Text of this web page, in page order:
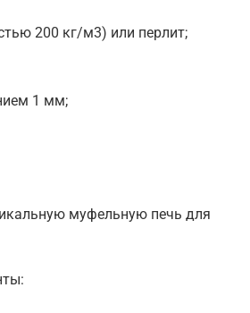
200 кг/м3) или перлит;
1 мм;
муфельную печь для